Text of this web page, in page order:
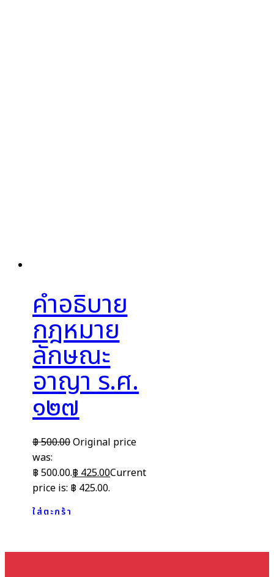
คำอธิบาย
กฎหมาย
ลักษณะ
อาญา ร.ศ.
๑๒๗
฿500.00Original price
was:
฿ 500.00.฿425.00Current
price is: ฿ 425.00.
ใส่ตะกร้า